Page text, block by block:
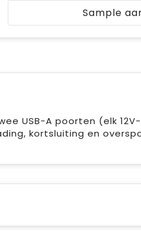
Sample
USB-A poorten (elk
kortsluiting en